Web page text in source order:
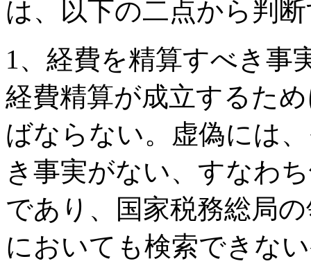
は、以下の二点から判
1、経費を精算すべき事
経費精算が成立するた
ばならない。虚偽には
き事実がない、すなわ
であり、国家税務総局
においても検索できな